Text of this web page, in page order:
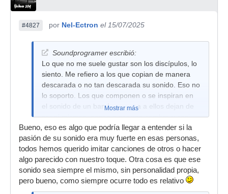
#4827 por Nel-Ectron el 15/07/2025
Soundprogramer escribió:
Lo que no me suele gustar son los discípulos, lo
siento. Me refiero a los que copian de manera
descarada o no tan descarada su sonido. Eso no
lo soporto. Los que componen o se inspiran en
el sonido de un banda y suena a ellos dejan de
ser sí mismos, pasan a ser una sombra y casi
siempre van a salir las comparaciones. Haz tú
música y deja de copiar a los demás, eso es
todo.
Mostrar más
Bueno, eso es algo que podría llegar a entender si la
pasión de su sonido era muy fuerte en esas personas,
todos hemos querido imitar canciones de otros o hacer
algo parecido con nuestro toque. Otra cosa es que ese
sonido sea siempre el mismo, sin personalidad propia,
pero bueno, como siempre ocurre todo es relativo